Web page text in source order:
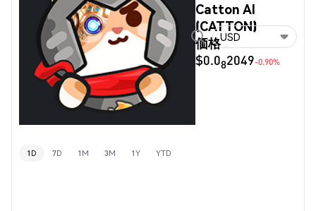
Catton AI
(CATTON)
価格
$0.082049-0.90%
USD
1D 7D 1M 3M 1Y YTD